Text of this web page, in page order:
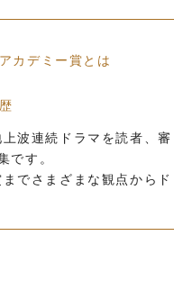
カデミー賞とは
波連続ドラマを読者、審
です。
でさまざまな観点からド